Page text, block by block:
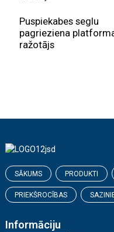
Puspiekabes seglu
pagrieziena
ražotājs
SĀKUMS PRODUKTI
PRIEKŠROCĪBAS
Informāciju